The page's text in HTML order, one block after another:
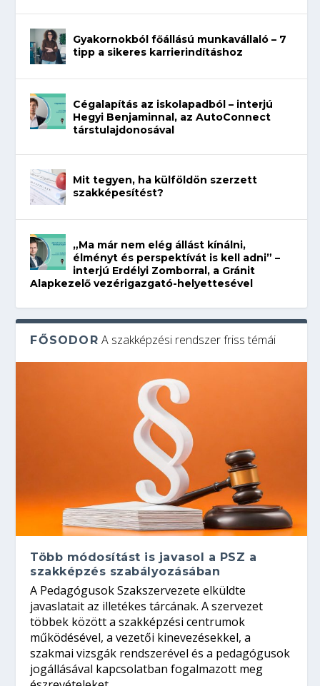
Gyakornokból főállású munkavállaló – 7
tipp a sikeres karrierindításhoz
Cégalapítás az iskolapadból – interjú
Hegyi Benjaminnal, az AutoConnect
társtulajdonosával
Mit tegyen, ha külföldön szerzett
szakképesítést?
„Ma már nem elég állást kínálni,
élményt és perspektívát is kell adni” –
interjú Erdélyi Zomborral, a Gránit
Alapkezelő vezérigazgató-helyettesével
FŐSODOR A szakképzési rendszer friss témái
Több módosítást is javasol a PSZ a
szakképzés szabályozásában
A Pedagógusok Szakszervezete elküldte
javaslatait az illetékes tárcának. A szervezet
többek között a szakképzési centrumok
működésével, a vezetői kinevezésekkel, a
szakmai vizsgák rendszerével és a pedagógusok
jogállásával kapcsolatban fogalmazott meg